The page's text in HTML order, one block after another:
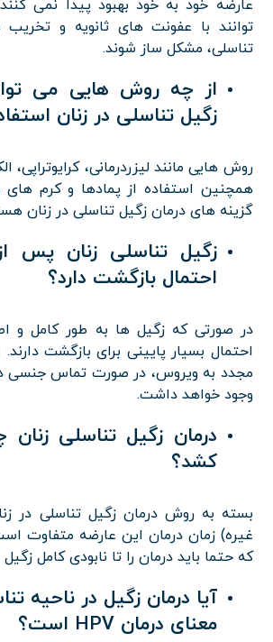
عارضه خود به خود بهبود پیدا نمی
توانند با عفونت های ثانویه و
تناسلی، مشکل ساز شوند.
از چه روش هایی می
زگیل تناسلی در زنان
روش هایی مانند لیزردرمانی، کرایوتراپی،
همچنین استفاده از پمادها و کرم
گزینه های درمان زگیل تناسلی در زنان
زگیل تناسلی زنان پس
احتمال بازگشت دارد؟
در صورتی که زگیل ها به طور کامل و
احتمال بسیار پایینی برای بازگشت دارند.
مجدد به ویروس، در صورت تماس جنسی
وجود خواهد داشت.
درمان زگیل تناسلی
کشد؟
بسته به روش درمان زگیل تناسلی در
غیره) زمان درمان این عارضه متفاوت
که حتما باید درمان را تا نابودی کامل
آیا درمان زگیل در ناحیه
معنای درمان HPV است؟